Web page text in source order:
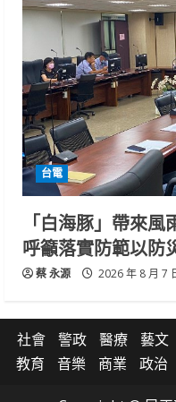
台電
「白海豚」帶來
呼籲落實防範以防
蔡 永源 2026 年 8 月 7
社會 警政 醫療 藝文
教育
音樂 商業 政治